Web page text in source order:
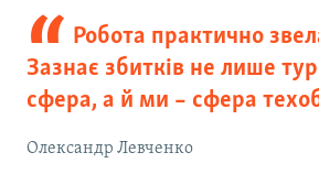
Робота практично
Зазнає збитків не лише
сфера, а й ми – сфера
Олександр Левченко